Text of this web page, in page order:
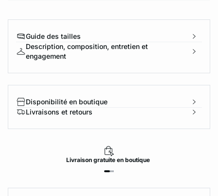
Guide des tailles
Description, composition, entretien et
engagement
Disponibilité en boutique
Livraisons et retours
Livraisongratuiteen boutique